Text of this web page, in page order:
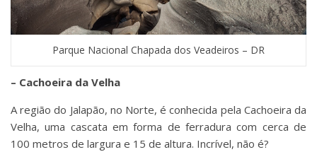
Parque Nacional Chapada dos Veadeiros – DR
– Cachoeira da Velha
A região do Jalapão, no Norte, é conhecida pela Cachoeira da
Velha, uma cascata em forma de ferradura com cerca de
100 metros de largura e 15 de altura. Incrível, não é?